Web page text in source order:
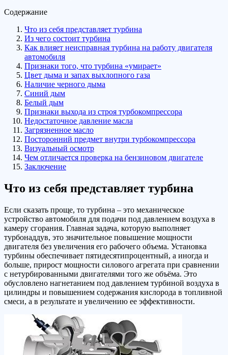
Содержание
Что из себя представляет турбина
Из чего состоит турбина
Как влияет неисправная турбина на работу двигателя
автомобиля
Признаки того, что турбина «умирает»
Цвет дыма и запах выхлопного газа
Наличие черного дыма
Синий дым
Белый дым
Признаки выхода из строя турбокомпрессора
Недостаточное давление масла
Загрязненное масло
Посторонний предмет внутри турбокомпрессора
Визуальный осмотр
Чем отличается проверка на бензиновом двигателе
Заключение
Что из себя представляет турбина
Если сказать проще, то турбина – это механическое
устройство автомобиля для подачи под давлением воздуха в
камеру сгорания. Главная задача, которую выполняет
турбонаддув, это значительное повышение мощности
двигателя без увеличения его рабочего объема. Установка
турбины обеспечивает пятидесятипроцентный, а иногда и
больше, прирост мощности силового агрегата при сравнении
с нетурбированными двигателями того же объёма. Это
обусловлено нагнетанием под давлением турбиной воздуха в
цилиндры и повышением содержания кислорода в топливной
смеси, а в результате и увеличению ее эффективности.